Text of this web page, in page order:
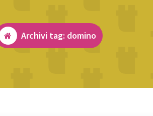
Archivi tag: domino